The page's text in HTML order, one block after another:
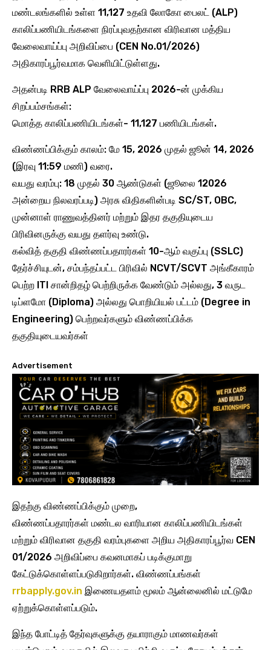
மண்டலங்களில் உள்ள 11,127 உதவி லோகோ பைலட் (ALP)
காலிப்பணியிடங்களை நிரப்புவதற்கான விரிவான மத்திய
வேலைவாய்ப்பு அறிவிப்பை (CEN No.01/2026)
அதிகாரப்பூர்வமாக வெளியிட்டுள்ளது.
அதன்படி RRB ALP வேலைவாய்ப்பு 2026-ன் முக்கிய
சிறப்பம்சங்கள்:
மொத்த காலிப்பணியிடங்கள்- 11,127 பணியிடங்கள்.
விண்ணப்பிக்கும் காலம்: மே 15, 2026 முதல் ஜூன் 14, 2026
(இரவு 11:59 மணி) வரை.
வயது வரம்பு: 18 முதல் 30 ஆண்டுகள் (ஜூலை 12026
அன்றைய நிலவரப்படி) அரசு விதிகளின்படி SC/ST, OBC,
முன்னாள் ராணுவத்தினர் மற்றும் இதர தகுதியுடைய
பிரிவினருக்கு வயது தளர்வு உண்டு.
கல்வித் தகுதி விண்ணப்பதாரர்கள் 10-ஆம் வகுப்பு (SSLC)
தேர்ச்சியுடன், சம்பந்தப்பட்ட பிரிவில் NCVT/SCVT அங்கீகாரம்
பெற்ற ITI சான்றிதழ் பெற்றிருக்க வேண்டும் அல்லது, 3 வருட
டிப்ளமோ (Diploma) அல்லது பொறியியல் பட்டம் (Degree in
Engineering) பெற்றவர்களும் விண்ணப்பிக்க
தகுதியுடையவர்கள்
Advertisement
இதற்கு விண்ணப்பிக்கும் முறை,
விண்ணப்பதாரர்கள் மண்டல வாரியான காலிப்பணியிடங்கள்
மற்றும் விரிவான தகுதி வரம்புகளை அறிய அதிகாரப்பூர்வ CEN
01/2026 அறிவிப்பை கவனமாகப் படிக்குமாறு
கேட்டுக்கொள்ளப்படுகிறார்கள். விண்ணப்பங்கள்
rrbapply.gov.in இணையதளம் மூலம் ஆன்லைனில் மட்டுமே
ஏற்றுக்கொள்ளப்படும்.
இந்த போட்டித் தேர்வுகளுக்கு தயாராகும் மாணவர்கள்